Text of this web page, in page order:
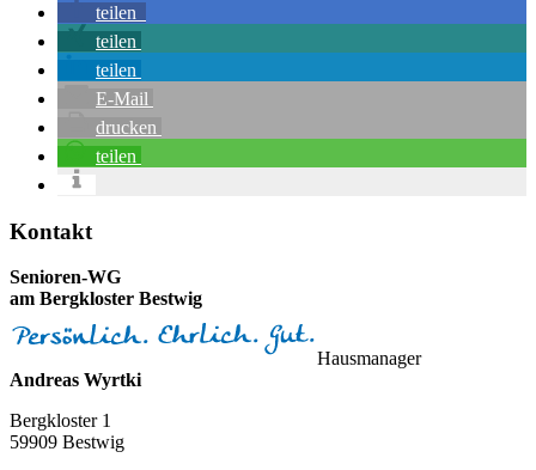
teilen
teilen
teilen
E-Mail
drucken
teilen
Seitenspalte
Kontakt
Senioren-WG
am Berg­kloster Bestwig
Hausmanager
Andreas Wyrtki
Bergkloster 1
59909 Bestwig